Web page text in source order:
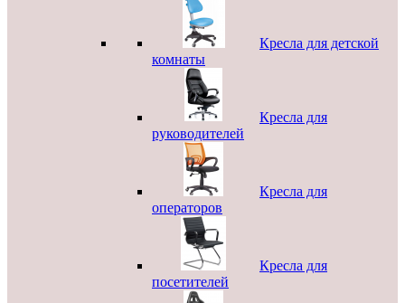
Кресла для детской
комнаты
Кресла для
руководителей
Кресла для
операторов
Кресла для
посетителей